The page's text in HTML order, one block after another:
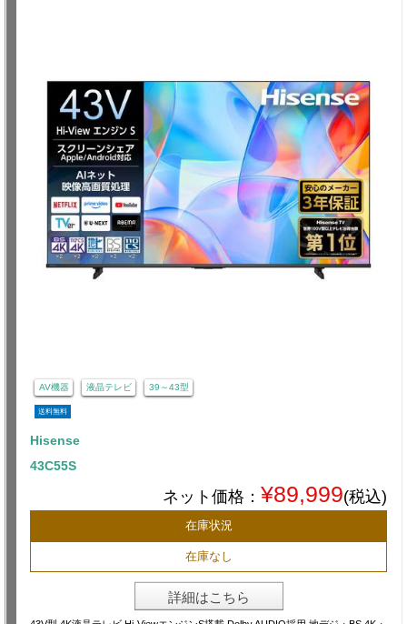
AV機器 液晶テレビ 39～43型
送料無料
Hisense
43C55S
ネット価格： ¥89,999(税込)
在庫状況
在庫なし
詳細はこちら